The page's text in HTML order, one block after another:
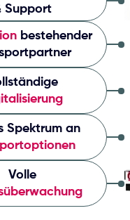
Support
bestehender
Spektrum an
Volle